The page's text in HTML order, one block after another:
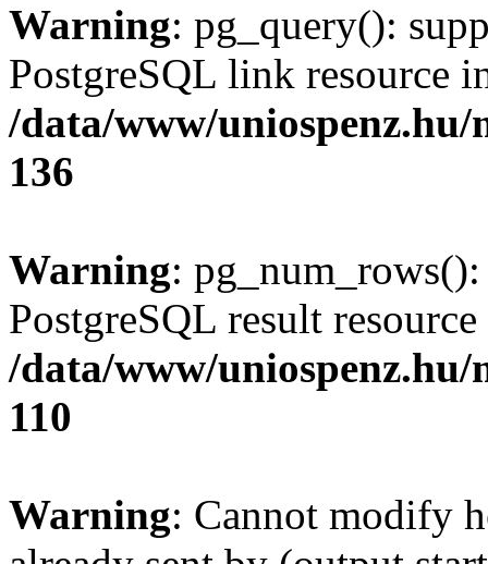
Warning: pg_query():
PostgreSQL link resource
/data/www/uniospenz.hu/
136
Warning:
PostgreSQL result
/data/www/uniospenz.hu/
110
Warning: Cannot modify